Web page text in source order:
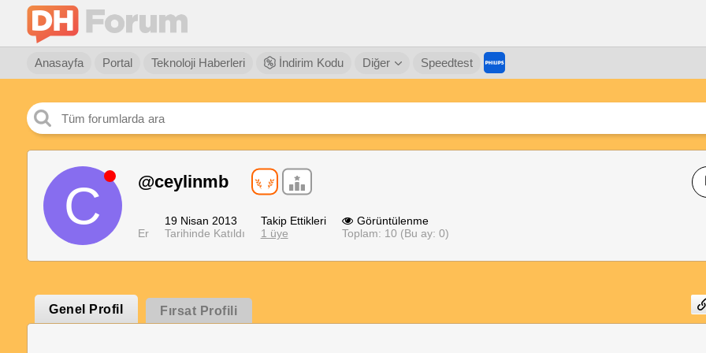
Anasayfa Portal Teknoloji Haberleri İndirim Kodu Diğer Speedtest
C @ceylinmb
Er
19 Nisan 2013
Tarihinde Katıldı
Takip Ettikleri
1 üye
Görüntülenme
Toplam: 10 (Bu ay: 0)
Genel Profil Fırsat Profili